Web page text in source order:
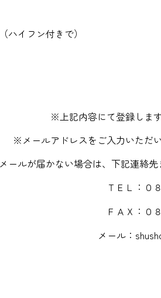
イフン付きで）
※上記内容にて登録しま
※メールアドレスをご入力いただ
メールが届かない場合は、下記連絡
ＴＥＬ：０
ＦＡＸ：０
メール：